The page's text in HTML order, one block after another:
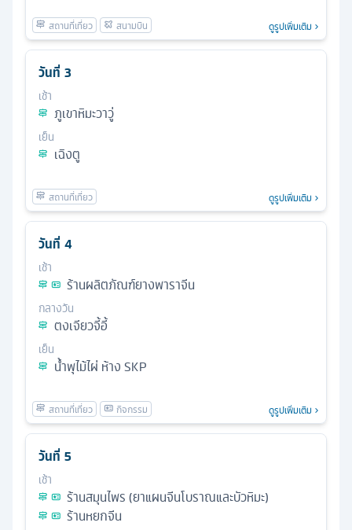
ดูรูปเพิ่มเติม
วันที่ 3
เช้า
ภูเขาหิมะวาวู่
เย็น
เฉิงตู
ดูรูปเพิ่มเติม
วันที่ 4
เช้า
ร้านผลิตภัณฑ์ยางพาราจีน
กลางวัน
ตงเจียวจี้อี้
เย็น
น้ำพุไม้ไผ่ ห้าง SKP
ดูรูปเพิ่มเติม
วันที่ 5
เช้า
ร้านสมุนไพร (ยาแผนจีนโบราณและบัวหิมะ)
ร้านหยกจีน